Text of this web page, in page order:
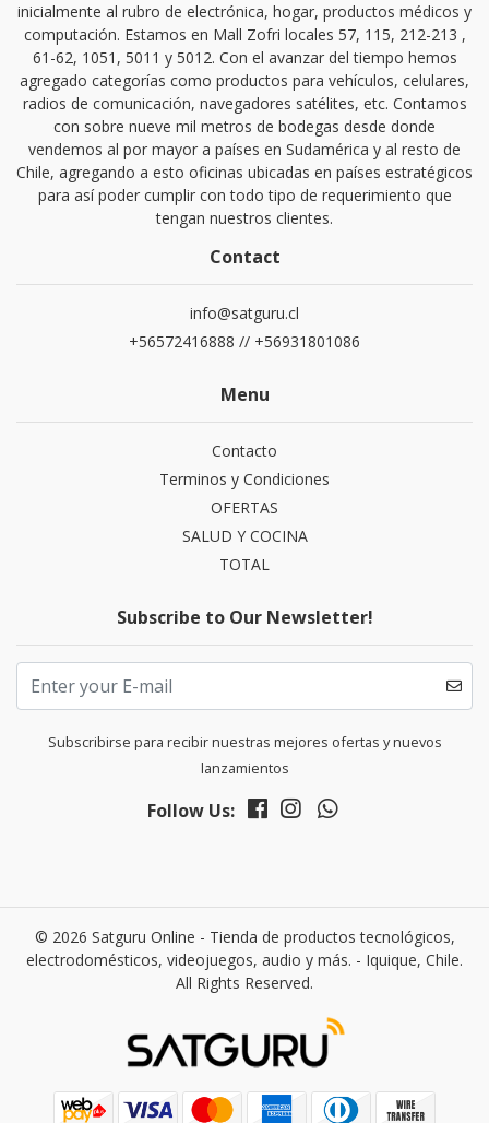
inicialmente al rubro de electrónica, hogar, productos médicos y
computación. Estamos en Mall Zofri locales 57, 115, 212-213 ,
61-62, 1051, 5011 y 5012. Con el avanzar del tiempo hemos
agregado categorías como productos para vehículos, celulares,
radios de comunicación, navegadores satélites, etc. Contamos
con sobre nueve mil metros de bodegas desde donde
vendemos al por mayor a países en Sudamérica y al resto de
Chile, agregando a esto oficinas ubicadas en países estratégicos
para así poder cumplir con todo tipo de requerimiento que
tengan nuestros clientes.
Contact
info@satguru.cl
+56572416888 // +56931801086
Menu
Contacto
Terminos y Condiciones
OFERTAS
SALUD Y COCINA
TOTAL
Subscribe to Our Newsletter!
Subscribirse para recibir nuestras mejores ofertas y nuevos
lanzamientos
Follow Us:
© 2026 Satguru Online - Tienda de productos tecnológicos,
electrodomésticos, videojuegos, audio y más. - Iquique, Chile.
All Rights Reserved.